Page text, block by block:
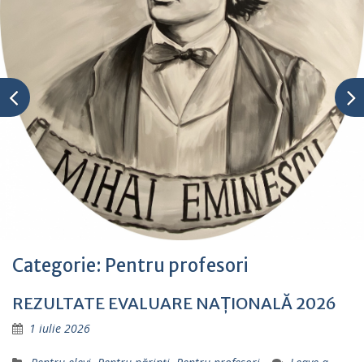
Categorie: Pentru profesori
REZULTATE EVALUARE NAȚIONALĂ 2026
1 iulie 2026